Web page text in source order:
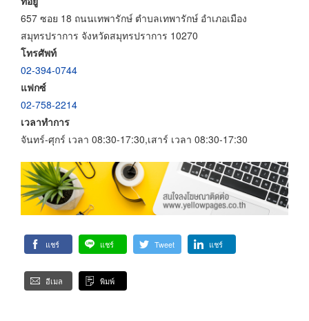
657 ซอย 18 ถนนเทพารักษ์ ตำบลเทพารักษ์ อำเภอเมือง
สมุทรปราการ จังหวัดสมุทรปราการ 10270
โทรศัพท์
02-394-0744
แฟกซ์
02-758-2214
เวลาทำการ
จันทร์-ศุกร์ เวลา 08:30-17:30,เสาร์ เวลา 08:30-17:30
แชร์ แชร์ Tweet แชร์
อีเมล พิมพ์